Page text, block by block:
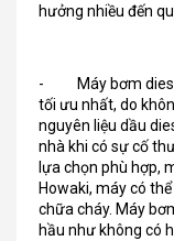
hưởng nhiều đến
- Máy bơm
tối ưu nhất, do
nguyên liệu dầu
nhà khi có sự cố
lựa chọn phù hợp,
Howaki, máy có
chữa cháy. Máy
hầu như không có